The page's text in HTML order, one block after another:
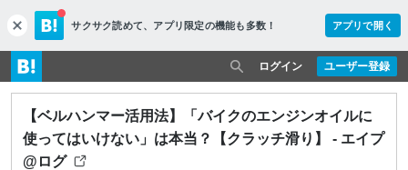
c
l
o
s
e
サクサク読めて、 アプリ限定の機能も多数！ アプリで開く
ユーザー登録
ログイン
【ベルハンマー活用法】「バイクのエンジンオイルに
使ってはいけない」は本当？【クラッチ滑り】 - エイプ
@ログ